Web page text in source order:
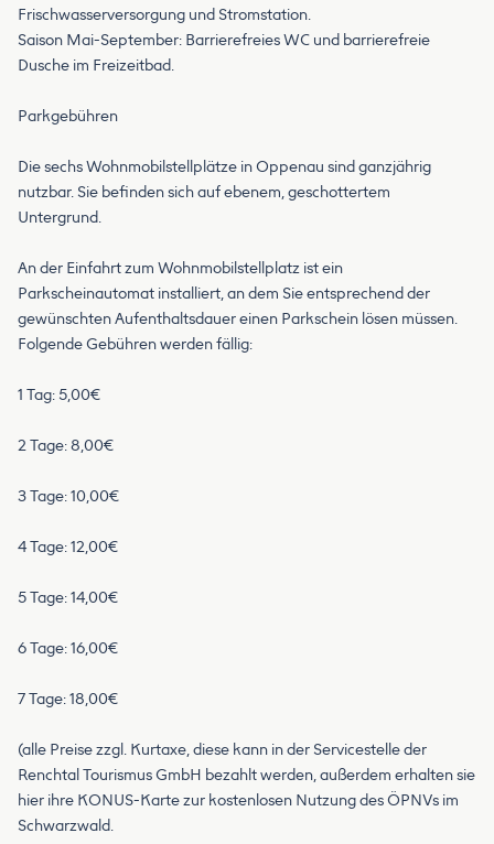
Frischwasserversorgung und Stromstation.
Saison Mai-September: Barrierefreies WC und barrierefreie
Dusche im Freizeitbad.
Parkgebühren
Die sechs Wohnmobilstellplätze in Oppenau sind ganzjährig
nutzbar. Sie befinden sich auf ebenem, geschottertem
Untergrund.
An der Einfahrt zum Wohnmobilstellplatz ist ein
Parkscheinautomat installiert, an dem Sie entsprechend der
gewünschten Aufenthaltsdauer einen Parkschein lösen müssen.
Folgende Gebühren werden fällig:
1 Tag: 5,00€
2 Tage: 8,00€
3 Tage: 10,00€
4 Tage: 12,00€
5 Tage: 14,00€
6 Tage: 16,00€
7 Tage: 18,00€
(alle Preise zzgl. Kurtaxe, diese kann in der Servicestelle der
Renchtal Tourismus GmbH bezahlt werden, außerdem erhalten sie
hier ihre KONUS-Karte zur kostenlosen Nutzung des ÖPNVs im
Schwarzwald.